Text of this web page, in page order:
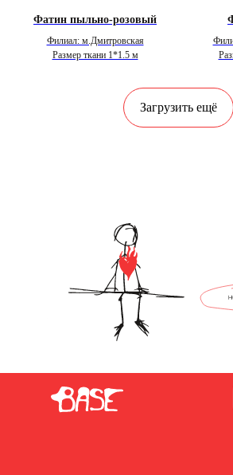
Фатин пыльно-розовый
Филиал: м.Дмитровская
Размер ткани 1*1.5 м
Загрузить ещё